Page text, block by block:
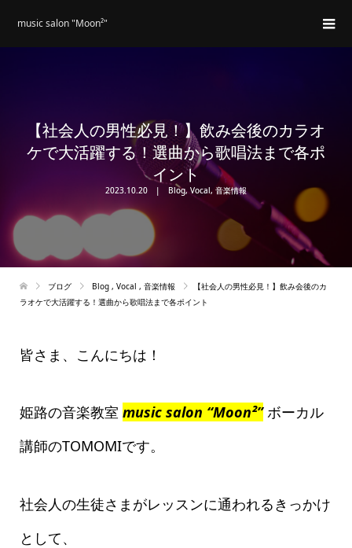
music salon "Moon²"
【社会人の男性必見！】飲み会後のカラオ
ケで大活躍する！選曲から歌唱法まで各ポ
イント
2023.10.20 Blog,Vocal, 音楽情報
ブログ Blog , Vocal , 音楽情報
【社会人の男性必見！】飲み会後のカ
ラオケで大活躍する！選曲から歌唱法まで各ポイント
皆さま、こんにちは！
姫路の音楽教室 music salon “Moon²”ボーカル
講師のTOMOMIです。
社会人の生徒さまがレッスンに通われるきっかけ
として、